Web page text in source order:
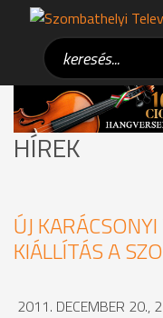
HÍREK
ÚJ
KIÁLLÍTÁS A
2011. DECEMBER 20.,